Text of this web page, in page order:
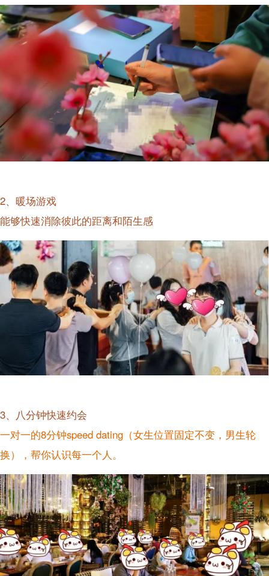
2、暖场游戏
能够快速消除彼此的距离和陌生感
3、八分钟快速约会
一对一的8分钟speed dating（女生位置固定不变，男生轮
换），帮你认识每一个人。